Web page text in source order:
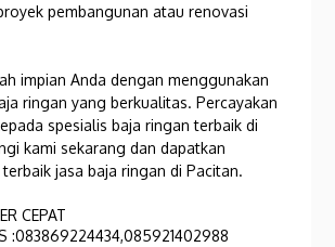
pembangunan atau renovasi
impian Anda dengan menggunakan
ringan yang berkualitas. Percayakan
spesialis baja ringan terbaik di
kami sekarang dan dapatkan
jasa baja ringan di Pacitan.
CEPAT
:083869224434,085921402988